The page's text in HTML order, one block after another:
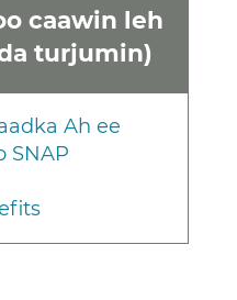
caawin leh
turjumin)
Ah ee
SNAP